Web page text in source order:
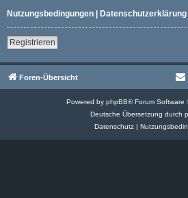
Nutzungsbedingungen | Datenschutzerklärung
Registrieren
Foren-Übersicht
Powered by phpBB® Forum Software
Deutsche Übersetzung durch
Datenschutz|